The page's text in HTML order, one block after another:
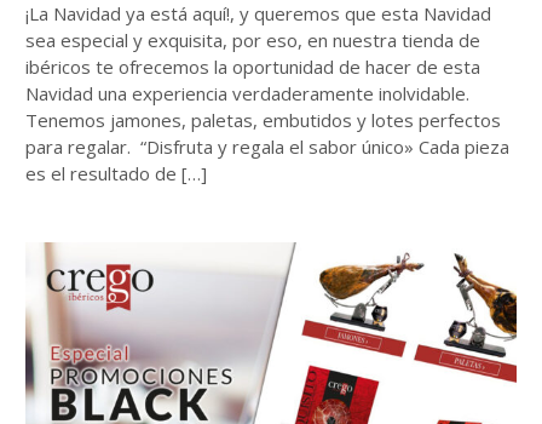
¡La Navidad ya está aquí!, y queremos que esta Navidad
sea especial y exquisita, por eso, en nuestra tienda de
ibéricos te ofrecemos la oportunidad de hacer de esta
Navidad una experiencia verdaderamente inolvidable.
Tenemos jamones, paletas, embutidos y lotes perfectos
para regalar. “Disfruta y regala el sabor único» Cada pieza
es el resultado de […]